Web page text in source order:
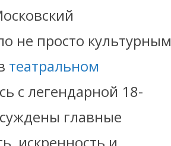
не просто культурным
театральном
с легендарной 18-
главные